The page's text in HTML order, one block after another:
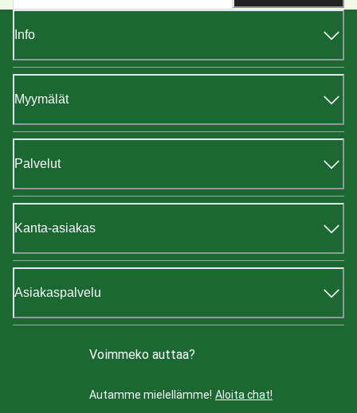
Info
Myymälät
Palvelut
Kanta-asiakas
Asiakaspalvelu
Voimmeko auttaa?
Autamme mielellämme! Aloita chat!